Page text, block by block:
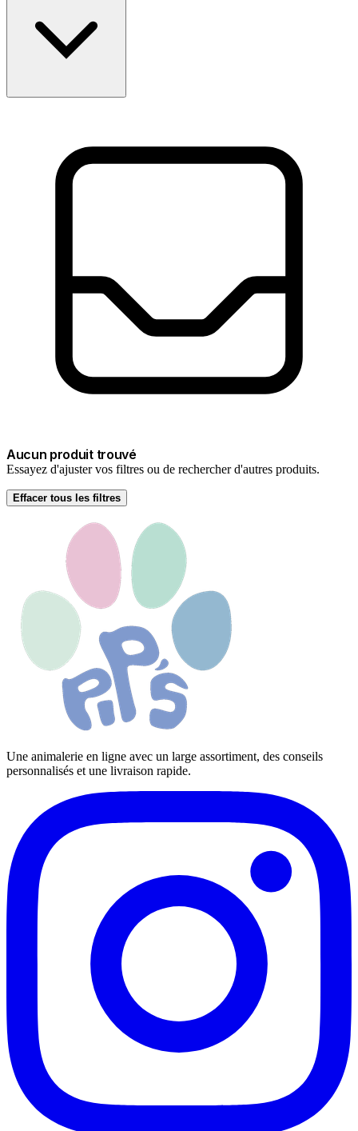
Aucun produit trouvé
Essayez d'ajuster vos filtres ou de rechercher d'autres produits.
Effacer tous les filtres
Une animalerie en ligne avec un large assortiment, des conseils
personnalisés et une livraison rapide.